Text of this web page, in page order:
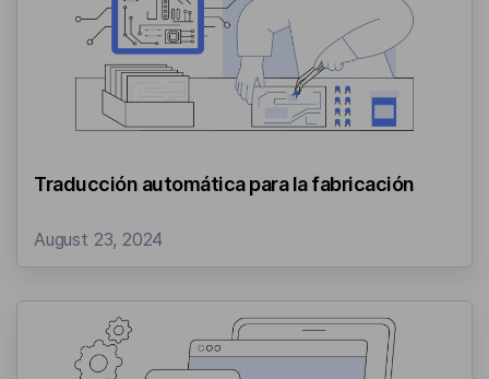
Traducción automática para la fabricación
August 23, 2024